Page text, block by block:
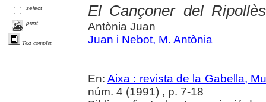
select
print
Text complet
El Cançoner del
Antònia Juan
Juan i Nebot, M. Antònia
En: Aixa : revista de la Gabella,
núm. 4 (1991) , p. 7-18